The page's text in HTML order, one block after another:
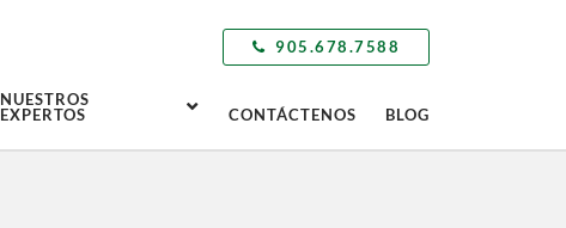
905.678.7588
NUESTROS
EXPERTOS
CONTÁCTENOS BLOG